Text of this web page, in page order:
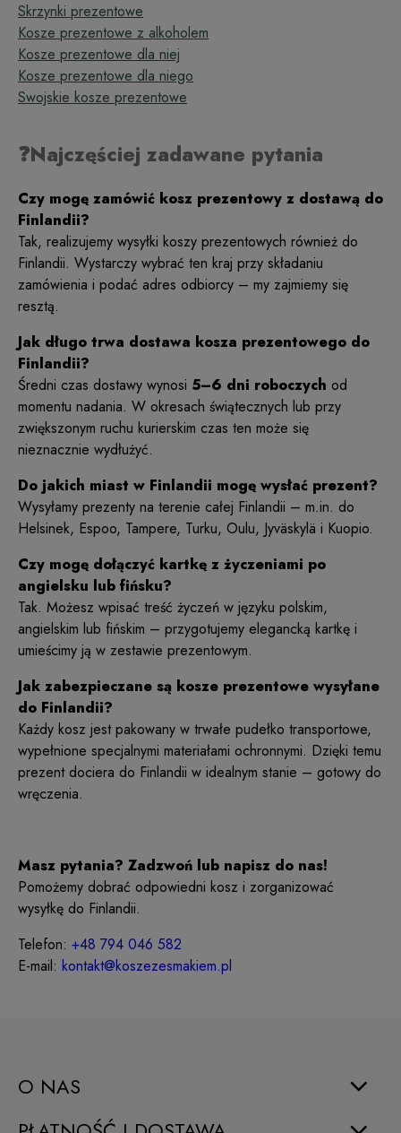
Skrzynki prezentowe
Kosze prezentowe z alkoholem
Kosze prezentowe dla niej
Kosze prezentowe dla niego
Swojskie kosze prezentowe
❓Najczęściej zadawane pytania
Czy mogę zamówić kosz prezentowy z dostawą do
Finlandii?
Tak, realizujemy wysyłki koszy prezentowych również do
Finlandii. Wystarczy wybrać ten kraj przy składaniu
zamówienia i podać adres odbiorcy – my zajmiemy się
resztą.
Jak długo trwa dostawa kosza prezentowego do
Finlandii?
Średni czas dostawy wynosi 5–6 dni roboczych od
momentu nadania. W okresach świątecznych lub przy
zwiększonym ruchu kurierskim czas ten może się
nieznacznie wydłużyć.
Do jakich miast w Finlandii mogę wysłać prezent?
Wysyłamy prezenty na terenie całej Finlandii – m.in. do
Helsinek, Espoo, Tampere, Turku, Oulu, Jyväskylä i Kuopio.
Czy mogę dołączyć kartkę z życzeniami po
angielsku lub fińsku?
Tak. Możesz wpisać treść życzeń w języku polskim,
angielskim lub fińskim – przygotujemy elegancką kartkę i
umieścimy ją w zestawie prezentowym.
Jak zabezpieczane są kosze prezentowe wysyłane
do Finlandii?
Każdy kosz jest pakowany w trwałe pudełko transportowe,
wypełnione specjalnymi materiałami ochronnymi. Dzięki temu
prezent dociera do Finlandii w idealnym stanie – gotowy do
wręczenia.
Masz pytania? Zadzwoń lub napisz do nas!
Pomożemy dobrać odpowiedni kosz i zorganizować
wysyłkę do Finlandii.
Telefon: +48 794 046 582
E-mail: kontakt@koszezesmakiem.pl
O NAS